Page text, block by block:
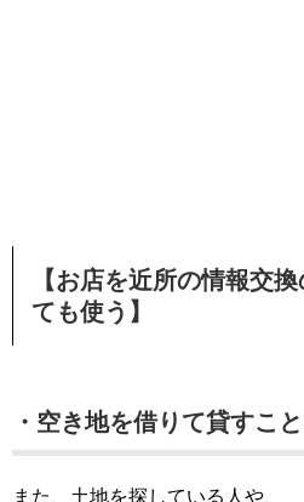
【お店を近所の情報交
ても使う】
・空き地を借りて貸すこ
また、土地を探している人や、